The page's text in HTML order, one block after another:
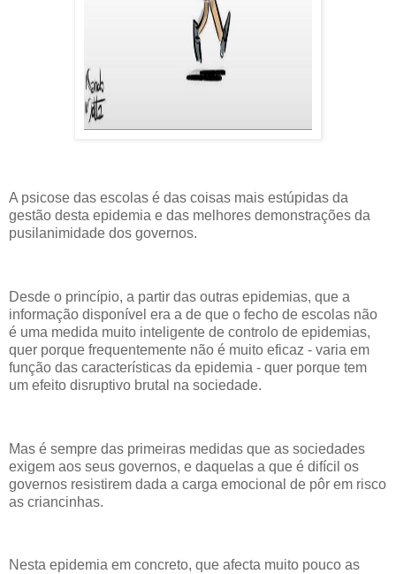
A psicose das escolas é das coisas mais estúpidas da
gestão desta epidemia e das melhores demonstrações da
pusilanimidade dos governos.
Desde o princípio, a partir das outras epidemias, que a
informação disponível era a de que o fecho de escolas não
é uma medida muito inteligente de controlo de epidemias,
quer porque frequentemente não é muito eficaz - varia em
função das características da epidemia - quer porque tem
um efeito disruptivo brutal na sociedade.
Mas é sempre das primeiras medidas que as sociedades
exigem aos seus governos, e daquelas a que é difícil os
governos resistirem dada a carga emocional de pôr em risco
as criancinhas.
Nesta epidemia em concreto, que afecta muito pouco as